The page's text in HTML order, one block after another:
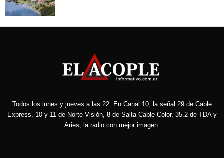
Todos los lunes y jueves a las 22. En Canal 10, la señal 29 de Cable
Express, 10 y 11 de Norte Visión, 8 de Salta Cable Color, 35.2 de TDA y
Aries, la radio con mejor imagen.